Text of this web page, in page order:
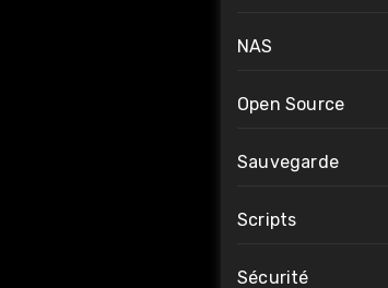
NAS
Open Source
Sauvegarde
Scripts
Sécurité